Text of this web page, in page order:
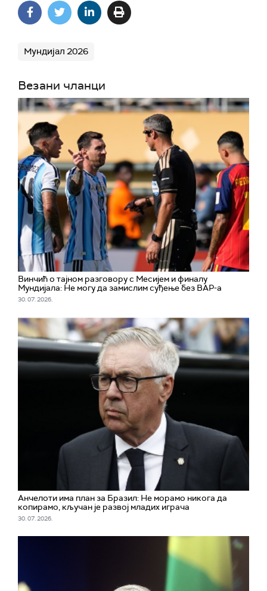
Мундијал 2026
Везани чланци
Винчић о тајном разговору с Месијем и финалу
Мундијала: Не могу да замислим суђење без ВАР-а
30. 07. 2026.
Aнчелоти има план за Бразил: Не морамо никога да
копирамо, кључан је развој младих играча
30. 07. 2026.